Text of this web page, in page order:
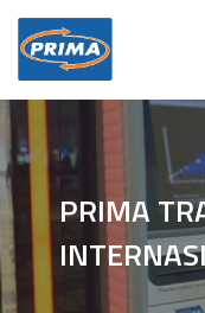
PRIMA